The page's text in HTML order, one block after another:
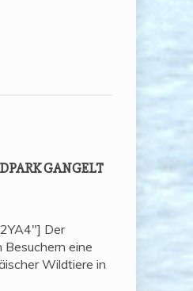
GANGELT
Der
eine
Wildtiere in